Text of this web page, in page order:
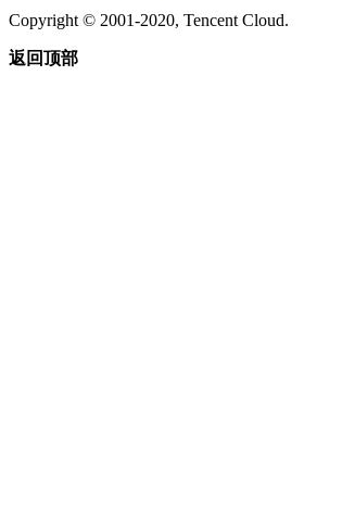
Copyright © 2001-2020, Tencent Cloud.
返回顶部